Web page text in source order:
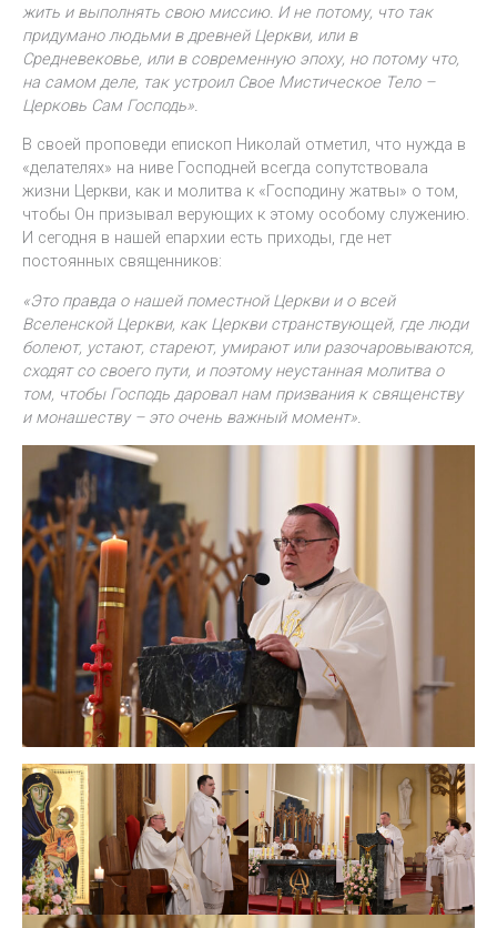
жить и выполнять свою миссию. И не потому, что так
придумано людьми в древней Церкви, или в
Средневековье, или в современную эпоху, но потому что,
на самом деле, так устроил Свое Мистическое Тело –
Церковь Сам Господь».
В своей проповеди епископ Николай отметил, что нужда в
«делателях» на ниве Господней всегда сопутствовала
жизни Церкви, как и молитва к «Господину жатвы» о том,
чтобы Он призывал верующих к этому особому служению.
И сегодня в нашей епархии есть приходы, где нет
постоянных священников:
«Это правда о нашей поместной Церкви и о всей
Вселенской Церкви, как Церкви странствующей, где люди
болеют, устают, стареют, умирают или разочаровываются,
сходят со своего пути, и поэтому неустанная молитва о
том, чтобы Господь даровал нам призвания к священству
и монашеству – это очень важный момент».